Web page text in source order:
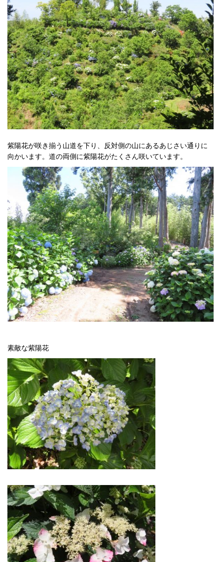
紫陽花が咲き揃う山道を下り、反対側の山にあるあじさい通りに
向かいます。道の両側に紫陽花がたくさん咲いています。
素敵な紫陽花